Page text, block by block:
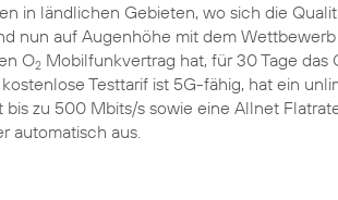
in ländlichen Gebieten, wo sich die
nun auf Augenhöhe mit dem Wettbewerb
O2 Mobilfunkvertrag hat, für 30 Tage das
Testtarif ist 5G-fähig, hat ein
zu 500 Mbits/s sowie eine Allnet
automatisch aus.